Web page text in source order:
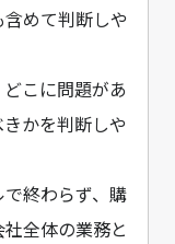
めて判断しや
こに問題があ
かを判断しや
終わらず、購
全体の業務と